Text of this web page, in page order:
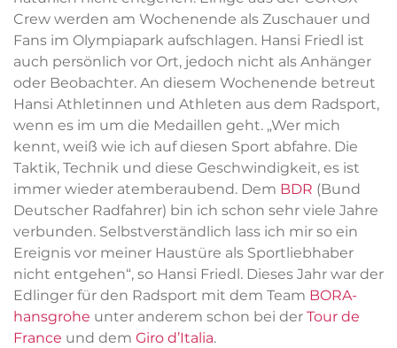
Crew werden am Wochenende als Zuschauer und
Fans im Olympiapark aufschlagen. Hansi Friedl ist
auch persönlich vor Ort, jedoch nicht als Anhänger
oder Beobachter. An diesem Wochenende betreut
Hansi Athletinnen und Athleten aus dem Radsport,
wenn es im um die Medaillen geht. „Wer mich
kennt, weiß wie ich auf diesen Sport abfahre. Die
Taktik, Technik und diese Geschwindigkeit, es ist
immer wieder atemberaubend. Dem BDR (Bund
Deutscher Radfahrer) bin ich schon sehr viele Jahre
verbunden. Selbstverständlich lass ich mir so ein
Ereignis vor meiner Haustüre als Sportliebhaber
nicht entgehen“, so Hansi Friedl. Dieses Jahr war der
Edlinger für den Radsport mit dem Team BORA-
hansgrohe unter anderem schon bei der Tour de
France und dem Giro d’Italia.